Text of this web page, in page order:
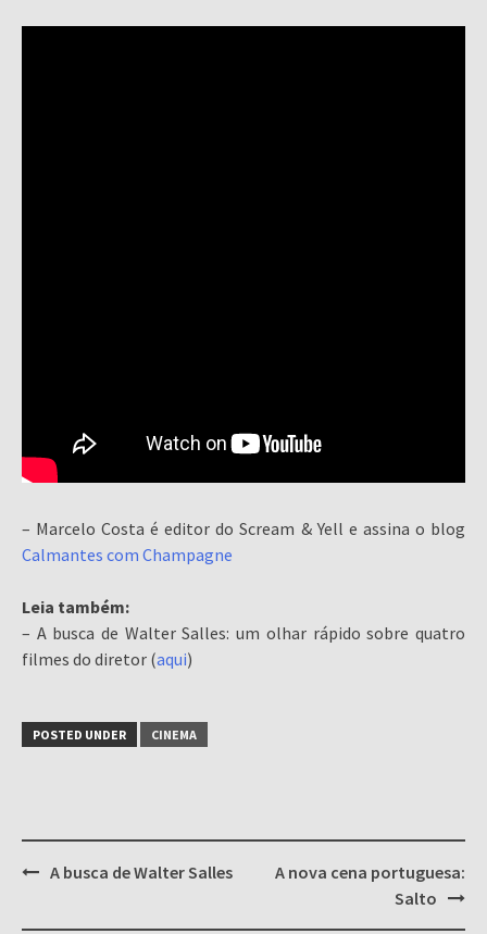
– Marcelo Costa é editor do Scream & Yell e assina o blog
Calmantes com Champagne
Leia também:
– A busca de Walter Salles: um olhar rápido sobre quatro
filmes do diretor (aqui)
POSTED UNDER CINEMA
PostA busca de Walter Salles
A nova cena portuguesa:
Salto